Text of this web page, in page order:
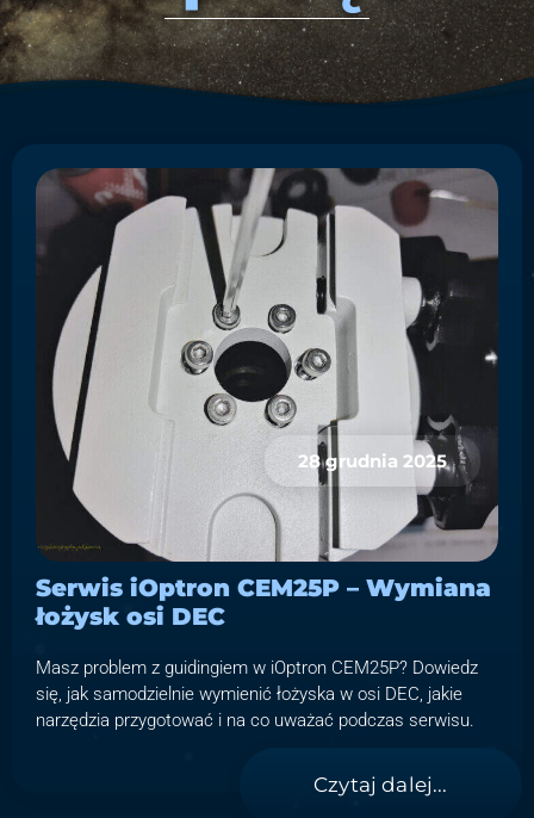
Serwis iOptron CEM25P – Wymiana
łożysk osi DEC
28 grudnia 2025
Masz problem z guidingiem w iOptron CEM25P? Dowiedz
się, jak samodzielnie wymienić łożyska w osi DEC, jakie
narzędzia przygotować i na co uważać podczas serwisu.
Czytaj dalej...